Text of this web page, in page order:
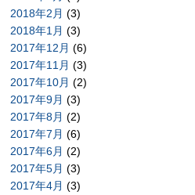
2018年2月 (3)
2018年1月 (3)
2017年12月 (6)
2017年11月 (3)
2017年10月 (2)
2017年9月 (3)
2017年8月 (2)
2017年7月 (6)
2017年6月 (2)
2017年5月 (3)
2017年4月 (3)